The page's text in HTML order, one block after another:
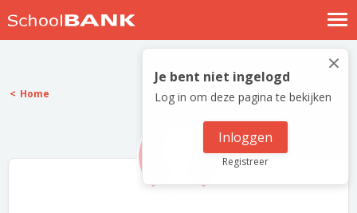
Nostalgische verhalen
Log in
Meld je gratis aan
×
Je bent niet ingelogd
Log in om deze pagina te bekijken
Inloggen
Registreer
Home